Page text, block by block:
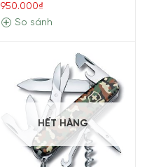
950.000₫
So sánh
HẾT HÀNG